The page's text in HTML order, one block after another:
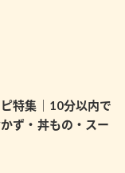
特集｜10分以内で
ず・丼もの・スー